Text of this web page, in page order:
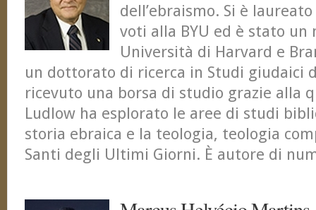
dell’ebraismo. Si è
voti alla BYU ed è stato un
Università di Harvard e
un dottorato di ricerca in Studi giudaici
ricevuto una borsa di studio grazie alla
Ludlow ha esplorato le aree di studi
storia ebraica e la teologia, teologia
Santi degli Ultimi Giorni. È autore di